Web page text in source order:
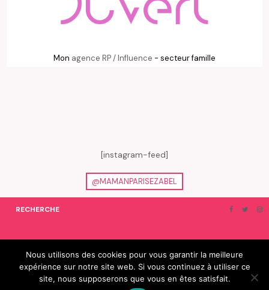
Mon agence RP / Influence - secteur famille
[instagram-feed]
@MAMANPARISEZABEL
RECHERCHE
ON EN PARLE… BLOGROLL
© 2019 e-Zabel - tous droits réservés. fabriqué avec amour par
camille villard | cdltbisou
Nous utilisons des cookies pour vous garantir la meilleure
expérience sur notre site web. Si vous continuez à utiliser ce
site, nous supposerons que vous en êtes satisfait.